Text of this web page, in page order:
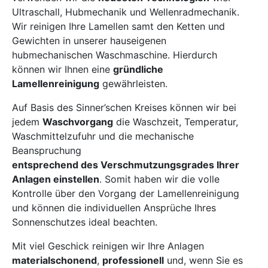
Ultraschall, Hubmechanik und Wellenradmechanik.
Wir reinigen Ihre Lamellen samt den Ketten und
Gewichten in unserer hauseigenen
hubmechanischen Waschmaschine. Hierdurch
können wir Ihnen eine gründliche
Lamellenreinigung gewährleisten.
Auf Basis des Sinner’schen Kreises können wir bei
jedem Waschvorgang die Waschzeit, Temperatur,
Waschmittelzufuhr und die mechanische
Beanspruchung
entsprechend des Verschmutzungsgrades Ihrer
Anlagen einstellen. Somit haben wir die volle
Kontrolle über den Vorgang der Lamellenreinigung
und können die individuellen Ansprüche Ihres
Sonnenschutzes ideal beachten.
Mit viel Geschick reinigen wir Ihre Anlagen
materialschonend, professionell und, wenn Sie es